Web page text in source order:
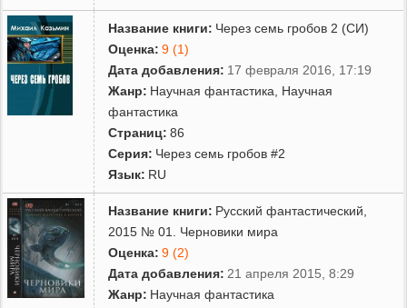
Название книги: Через семь гробов 2 (СИ)
Оценка: 9 (1)
Дата добавления: 17 февраля 2016, 17:19
Жанр: Научная фантастика
Научная
фантастика
Страниц: 86
Серия: Через семь гробов #2
Язык: RU
Название книги: Русский фантастический,
2015 № 01. Черновики мира
Оценка: 9 (2)
Дата добавления: 21 апреля 2015, 8:29
Жанр: Научная фантастика